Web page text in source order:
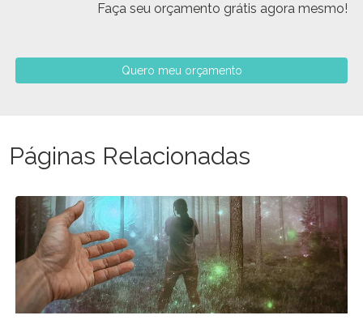
Faça seu orçamento grátis agora mesmo!
Quero meu orçamento
Páginas Relacionadas